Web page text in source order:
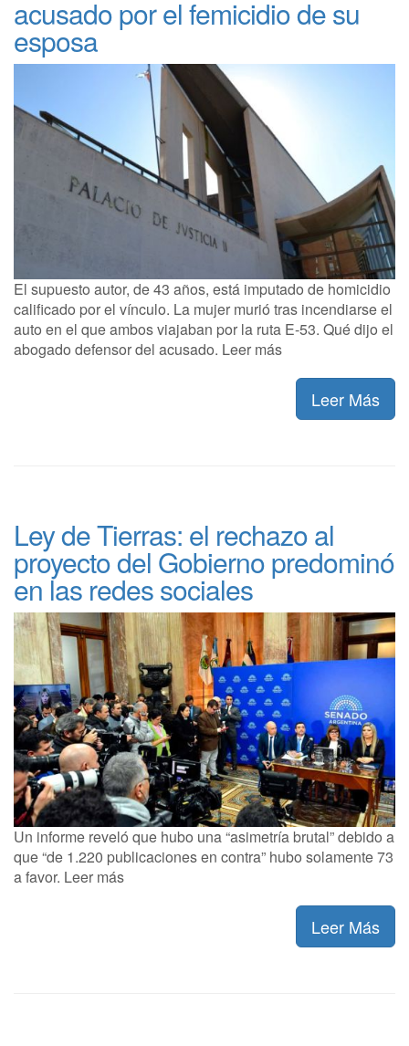
acusado por el femicidio de su
esposa
El supuesto autor, de 43 años, está imputado de homicidio
calificado por el vínculo. La mujer murió tras incendiarse el
auto en el que ambos viajaban por la ruta E-53. Qué dijo el
abogado defensor del acusado. Leer más
Leer Más
Ley de Tierras: el rechazo al
proyecto del Gobierno predominó
en las redes sociales
Un informe reveló que hubo una “asimetría brutal” debido a
que “de 1.220 publicaciones en contra” hubo solamente 73
a favor. Leer más
Leer Más